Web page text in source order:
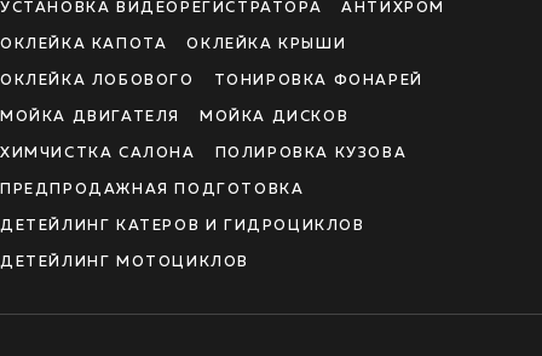
УСТАНОВКА ВИДЕОРЕГИСТРАТОРА АНТИХРОМ
ОКЛЕЙКА КАПОТА ОКЛЕЙКА КРЫШИ
ОКЛЕЙКА ЛОБОВОГО ТОНИРОВКА ФОНАРЕЙ
МОЙКА ДВИГАТЕЛЯ МОЙКА ДИСКОВ
ХИМЧИСТКА САЛОНА ПОЛИРОВКА КУЗОВА
ПРЕДПРОДАЖНАЯ ПОДГОТОВКА
ДЕТЕЙЛИНГ КАТЕРОВ И ГИДРОЦИКЛОВ
ДЕТЕЙЛИНГ МОТОЦИКЛОВ